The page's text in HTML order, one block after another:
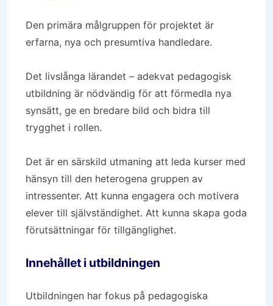
Den primära målgruppen för projektet är
erfarna, nya och presumtiva handledare.
Det livslånga lärandet – adekvat pedagogisk
utbildning är nödvändig för att förmedla nya
synsätt, ge en bredare bild och bidra till
trygghet i rollen.
Det är en särskild utmaning att leda kurser med
hänsyn till den heterogena gruppen av
intressenter. Att kunna engagera och motivera
elever till självständighet. Att kunna skapa goda
förutsättningar för tillgänglighet.
Innehållet i utbildningen
Utbildningen har fokus på pedagogiska